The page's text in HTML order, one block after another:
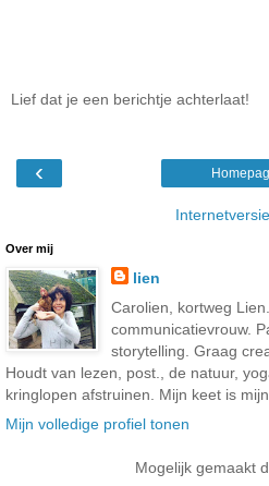
Lief dat je een berichtje achterlaat!
‹
Over mij
lien
Carolien, kortweg
communicatievrouw.
storytelling. Graag
Houdt van lezen, post., de natuur,
kringlopen afstruinen. Mijn keet is
Mijn volledige profiel tonen
Mogelijk gemaakt